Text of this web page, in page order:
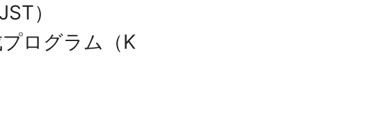
）
経費
経費
様式一覧
）
ログラム（K